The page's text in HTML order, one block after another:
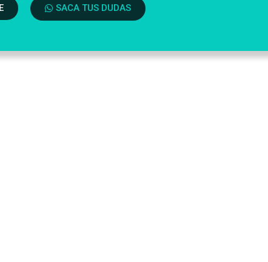
SACA TUS DUDAS